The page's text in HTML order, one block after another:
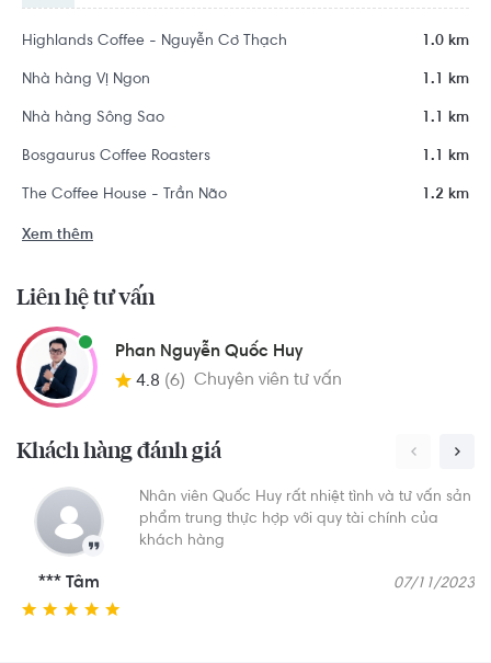
Highlands Coffee - Nguyễn Cơ Thạch 1.0 km
Nhà hàng Vị Ngon 1.1 km
Nhà hàng Sông Sao 1.1 km
Bosgaurus Coffee Roasters 1.1 km
The Coffee House - Trần Não 1.2 km
Xem thêm
Liên hệ tư vấn
Phan Nguyễn Quốc Huy
4.8 (6) Chuyên viên tư vấn
Khách hàng đánh giá
*** Tâm
Nhân viên Quốc Huy rất nhiệt tình và tư vấn sản
phẩm trung thực hợp với quy tài chính của
khách hàng
07/11/2023